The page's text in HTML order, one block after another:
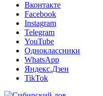
Вконтакте
Facebook
Instagram
Telegram
YouTube
Одноклассники
WhatsApp
Яндекс.Дзен
TikTok